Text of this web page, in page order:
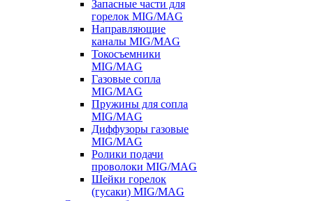
Запасные части для
горелок MIG/MAG
Направляющие
каналы MIG/MAG
Токосъемники
MIG/MAG
Газовые сопла
MIG/MAG
Пружины для сопла
MIG/MAG
Диффузоры газовые
MIG/MAG
Ролики подачи
проволоки MIG/MAG
Шейки горелок
(гусаки) MIG/MAG